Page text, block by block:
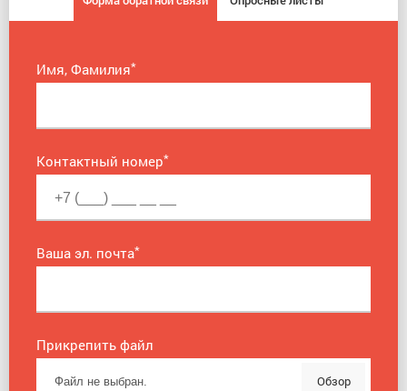
Имя, Фамилия*
Контактный номер*
Ваша эл. почта*
Прикрепить файл
Обзор